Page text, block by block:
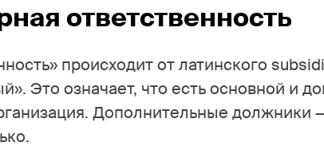
ответственность
происходит от латинского
Это означает, что есть основной и
Дополнительные должники